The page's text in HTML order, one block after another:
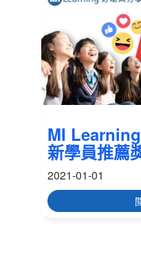
MI Learning
新學員推薦
2021-01-01